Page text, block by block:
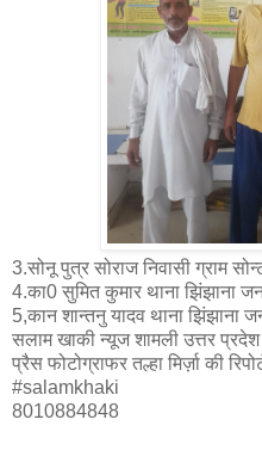
3.सोनू पुत्र सोराज निवासी ग्राम
4.का0 सुमित कुमार थाना झिंझाना
5,कान शान्तनु यादव थाना झिंझाना
सलाम खाकी न्यूज शामली उत्तर
प्रैस फोटोग्राफर तल्हा मिर्ज़ा की
#salamkhaki
8010884848